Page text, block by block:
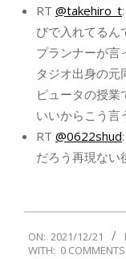
RT @takehiro_t
びで入れてるん
プランナーが言
タジオ出身の元
ピュータの授業
いいからこう言
RT @0622shud
だろう再現ない
12-
ON: 2021/12/21
WITH: 0 COMMENTS